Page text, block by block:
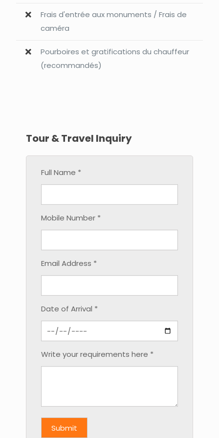
Frais d'entrée aux monuments / Frais de
caméra
Pourboires et gratifications du chauffeur
(recommandés)
Tour & Travel Inquiry
Full Name *
Mobile Number *
Email Address *
Date of Arrival *
Write your requirements here *